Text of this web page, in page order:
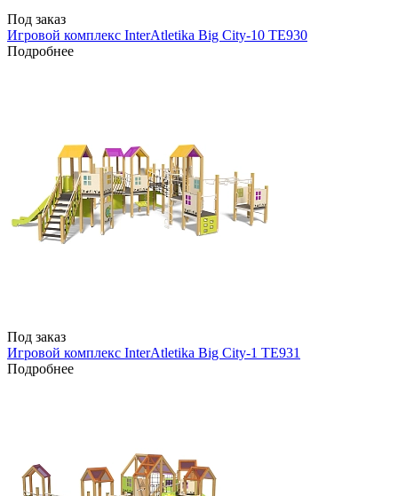
Под заказ
Игровой комплекс InterAtletika Big City-10 ТЕ930
Подробнее
Под заказ
Игровой комплекс InterAtletika Big City-1 ТЕ931
Подробнее